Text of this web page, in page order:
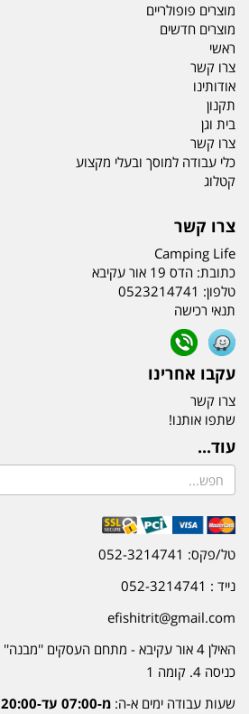
מוצרים פופולריים
מוצרים חדשים
ראשי
צרו קשר
אודותינו
תקנון
בית וגן
צרו קשר
כלי עבודה למוסך ובעלי מקצוע
קטלוג
צרו קשר
Camping Life
כתובת: הדס 19 אור עקיבא
טלפון: 0523214741
תנאי רכישה
עקבו אחרינו
צרו קשר
שתפו אותנו!
עוד...
טל/פקס: 052-3214741
נייד : 052-3214741
efishitrit@gmail.com
כניסה 4. קומה 1
שעות עבודה ימים א-ה: מ-07:00 עד-20:00